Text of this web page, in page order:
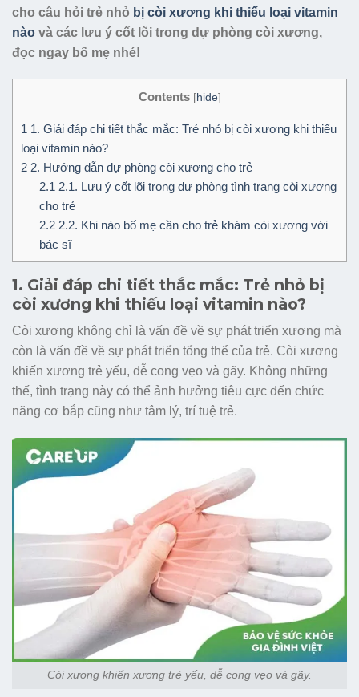
cho câu hỏi trẻ nhỏ bị còi xương khi thiếu loại vitamin
nào và các lưu ý cốt lõi trong dự phòng còi xương,
đọc ngay bố mẹ nhé!
Contents [hide]
1 1. Giải đáp chi tiết thắc mắc: Trẻ nhỏ bị còi xương khi thiếu
loại vitamin nào?
2 2. Hướng dẫn dự phòng còi xương cho trẻ
2.1 2.1. Lưu ý cốt lõi trong dự phòng tình trạng còi xương
cho trẻ
2.22.2. Khi nào bố mẹ cần cho trẻ khám còi xương với
bác sĩ
1. Giải đáp chi tiết thắc mắc: Trẻ nhỏ bị
còi xương khi thiếu loại vitamin nào?
Còi xương không chỉ là vấn đề về sự phát triển xương mà
còn là vấn đề về sự phát triển tổng thể của trẻ. Còi xương
khiến xương trẻ yếu, dễ cong vẹo và gãy. Không những
thế, tình trạng này có thể ảnh hưởng tiêu cực đến chức
năng cơ bắp cũng như tâm lý, trí tuệ trẻ.
Còi xương khiến xương trẻ yếu, dễ cong vẹo và gãy.